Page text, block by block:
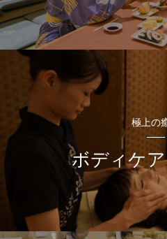
極上の
ボディケ